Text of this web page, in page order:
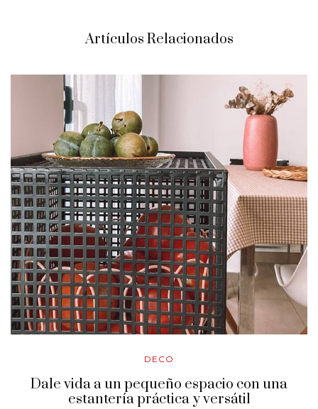
Artículos Relacionados
DECO
Dale vida a un pequeño espacio con una
estantería práctica y versátil